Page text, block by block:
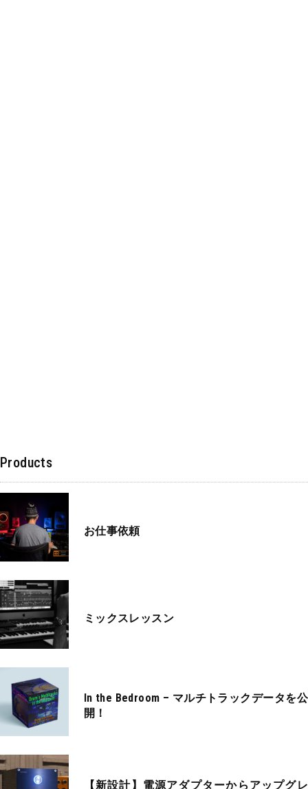
Products
お仕事依頼
ミックスレッスン
In the Bedroom – マルチトラックデータを公
開！
【新設計】電源アダプターからアップグレ